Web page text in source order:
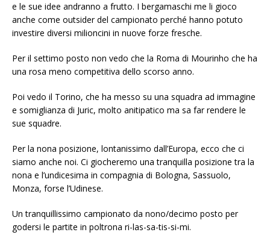
e le sue idee andranno a frutto. I bergamaschi me li gioco
anche come outsider del campionato perché hanno potuto
investire diversi milioncini in nuove forze fresche.
Per il settimo posto non vedo che la Roma di Mourinho che ha
una rosa meno competitiva dello scorso anno.
Poi vedo il Torino, che ha messo su una squadra ad immagine
e somiglianza di Juric, molto anitipatico ma sa far rendere le
sue squadre.
Per la nona posizione, lontanissimo dall’Europa, ecco che ci
siamo anche noi. Ci giocheremo una tranquilla posizione tra la
nona e l’undicesima in compagnia di Bologna, Sassuolo,
Monza, forse l’Udinese.
Un tranquillissimo campionato da nono/decimo posto per
godersi le partite in poltrona ri-las-sa-tis-si-mi.